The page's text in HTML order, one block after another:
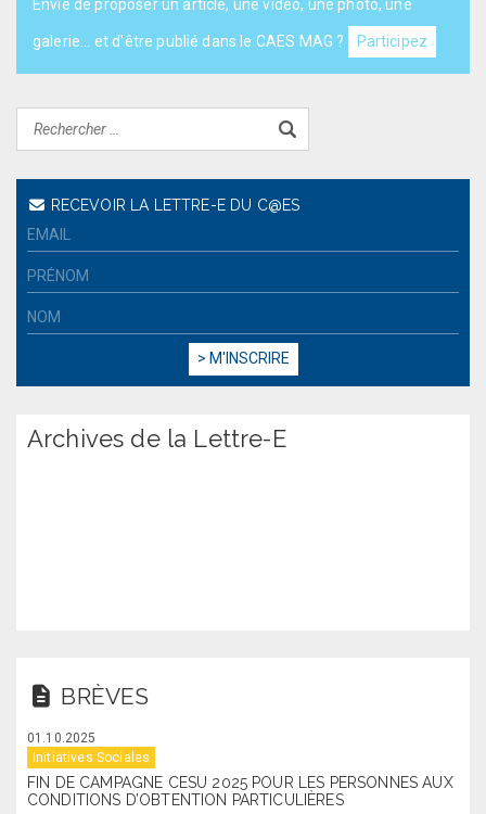
Envie de proposer un article, une vidéo, une photo, une
galerie... et d'être publié dans le CAES MAG ? Participez
RECEVOIR LA LETTRE-E DU C@ES
Archives de la Lettre-E
BRÈVES
01.10.2025
Initiatives Sociales
FIN DE CAMPAGNE CESU 2025 POUR LES PERSONNES AUX
CONDITIONS D’OBTENTION PARTICULIÈRES